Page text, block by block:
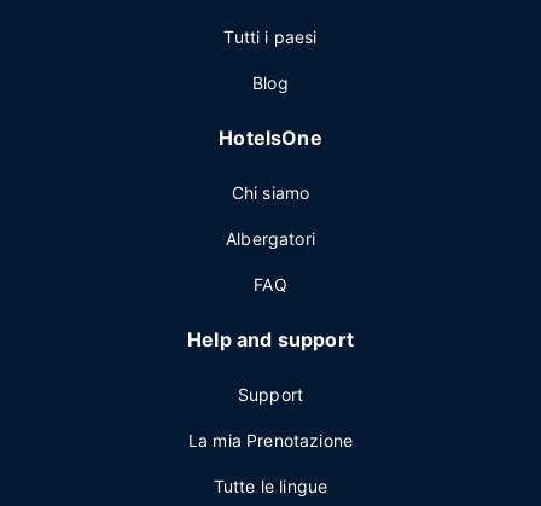
Tutti i paesi
Blog
HotelsOne
Chi siamo
Albergatori
FAQ
Help and support
Support
La mia Prenotazione
Tutte le lingue